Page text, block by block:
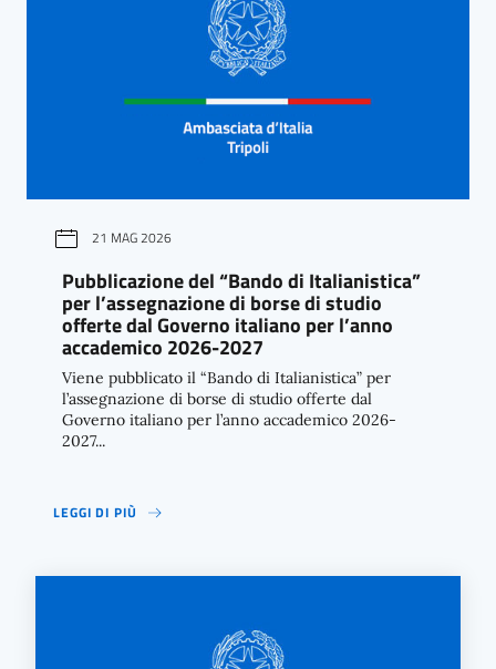
21 MAG 2026
Pubblicazione del “Bando di Italianistica”
per l’assegnazione di borse di studio
offerte dal Governo italiano per l’anno
accademico 2026-2027
Viene pubblicato il “Bando di Italianistica” per
l’assegnazione di borse di studio offerte dal
Governo italiano per l’anno accademico 2026-
2027...
LEGGI DI PIÙ